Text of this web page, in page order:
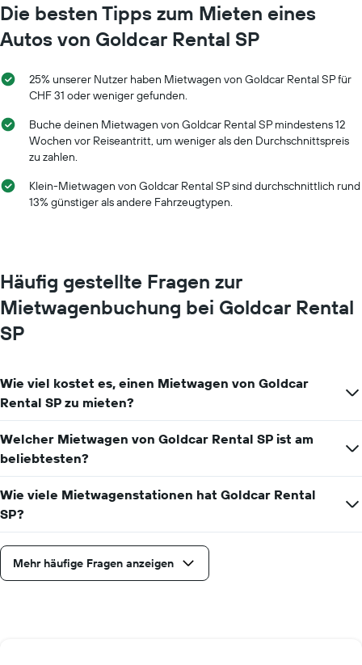
Die besten Tipps zum Mieten eines
Autos von Goldcar Rental SP
25% unserer Nutzer haben Mietwagen von Goldcar Rental SP für
CHF 31 oder weniger gefunden.
Buche deinen Mietwagen von Goldcar Rental SP mindestens 12
Wochen vor Reiseantritt, um weniger als den Durchschnittspreis
zu zahlen.
Klein-Mietwagen von Goldcar Rental SP sind durchschnittlich rund
13% günstiger als andere Fahrzeugtypen.
Häufig gestellte Fragen zur
Mietwagenbuchung bei Goldcar Rental
SP
Wie viel kostet es, einen Mietwagen von Goldcar
Rental SP zu mieten?
Welcher Mietwagen von Goldcar Rental SP ist am
beliebtesten?
Wie viele Mietwagenstationen hat Goldcar Rental
SP?
Mehr häufige Fragen anzeigen